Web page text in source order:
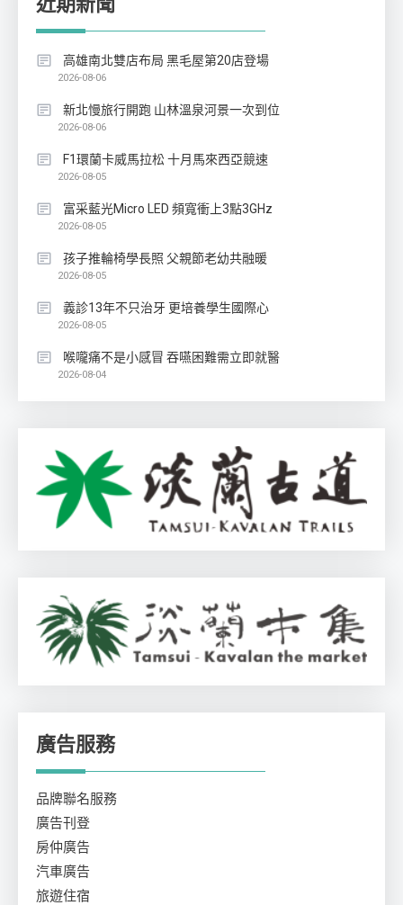
高雄南北雙店布局 黑毛屋第20店登場
2026-08-06
新北慢旅行開跑 山林溫泉河景一次到位
2026-08-06
F1環蘭卡威馬拉松 十月馬來西亞競速
2026-08-05
富采藍光Micro LED 頻寬衝上3點3GHz
2026-08-05
孩子推輪椅學長照 父親節老幼共融暖
2026-08-05
義診13年不只治牙 更培養學生國際心
2026-08-05
喉嚨痛不是小感冒 吞嚥困難需立即就醫
2026-08-04
廣告服務
品牌聯名服務
廣告刊登
房仲廣告
汽車廣告
旅遊住宿